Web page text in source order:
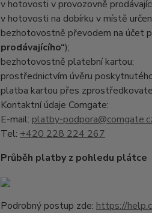
v hotovosti v provozovně
v hotovosti na dobírku v místě
bezhotovostně převodem na účet
prodávajícího“);
bezhotovostně platební kartou;
prostřednictvím úvěru
platba kartou přes
Kontaktní údaje Comgate:
E-mail: platby-
Tel: +420 228 224 267
Průběh platby z pohledu plátce
Podrobný postup zde: https://